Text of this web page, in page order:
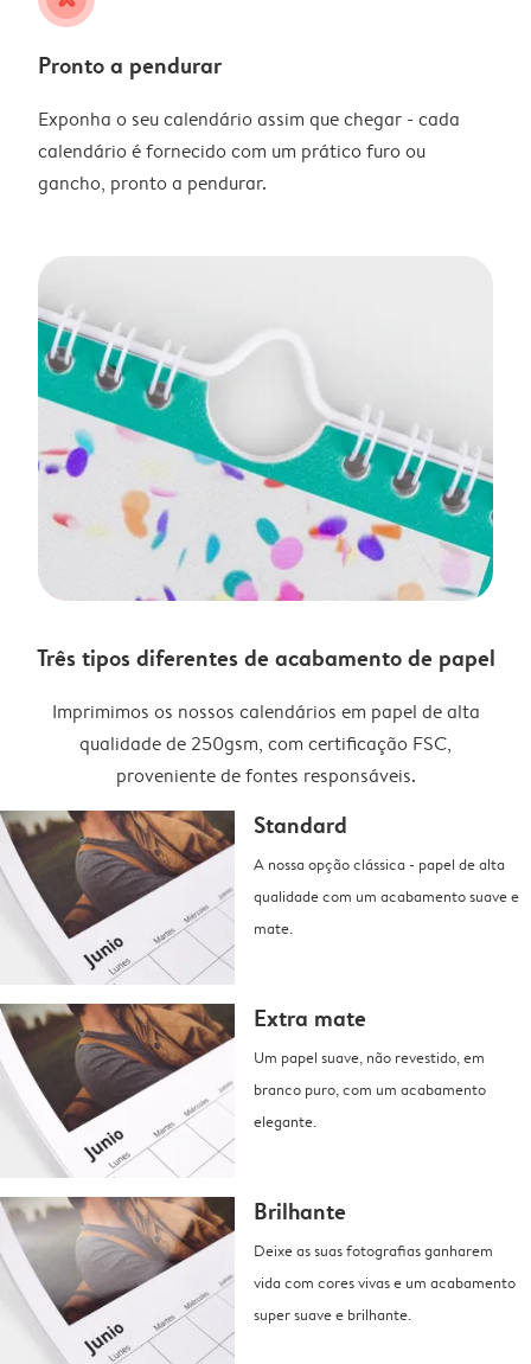
Pronto a pendurar
Exponha o seu calendário assim que chegar - cada
calendário é fornecido com um prático furo ou
gancho, pronto a pendurar.
Três tipos diferentes de acabamento de papel
Imprimimos os nossos calendários em papel de alta
qualidade de 250gsm, com certificação FSC,
proveniente de fontes responsáveis.
Standard
A nossa opção clássica - papel de alta
qualidade com um acabamento suave e
mate.
Extra mate
Um papel suave, não revestido, em
branco puro, com um acabamento
elegante.
Brilhante
Deixe as suas fotografias ganharem
vida com cores vivas e um acabamento
super suave e brilhante.